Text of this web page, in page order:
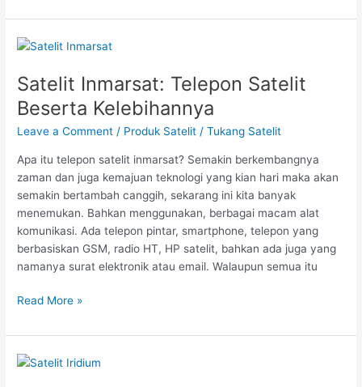
Satelit Inmarsat: Telepon Satelit
Beserta Kelebihannya
Leave a Comment / Produk Satelit /Tukang Satelit
Apa itu telepon satelit inmarsat? Semakin berkembangnya
zaman dan juga kemajuan teknologi yang kian hari maka akan
semakin bertambah canggih, sekarang ini kita banyak
menemukan. Bahkan menggunakan, berbagai macam alat
komunikasi. Ada telepon pintar, smartphone, telepon yang
berbasiskan GSM, radio HT, HP satelit, bahkan ada juga yang
namanya surat elektronik atau email. Walaupun semua itu
Satelit
Telepon
Satelit
Beserta
Kelebihannya
Read More »
Provider